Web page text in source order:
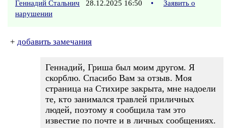
Геннадий Стальнич 28.12.2025 16:50 •
Заявить о
нарушении
+ добавить замечания
Геннадий, Гриша был моим другом. Я
скорблю. Спасибо Вам за отзыв. Моя
страница на Стихире закрыта, мне надоели
те, кто занимался травлей приличных
людей, поэтому я сообщила там это
известие по почте и в личных сообщениях.